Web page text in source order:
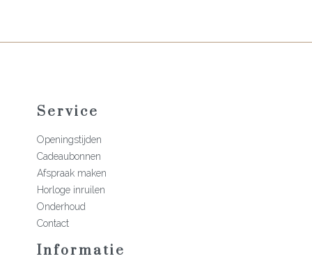
Service
Openingstijden
Cadeaubonnen
Afspraak maken
Horloge inruilen
Onderhoud
Contact
Informatie